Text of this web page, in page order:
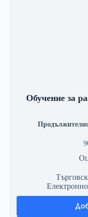
Обучение за